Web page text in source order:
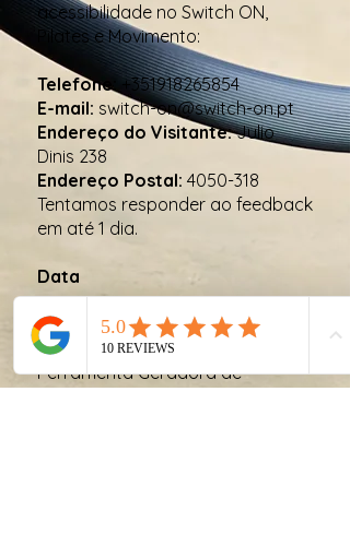
acessibilidade no Switch ON,
Pilates e Movimento:
Telefone: +351918265854
E-mail: switch-on@switch-on.pt
Endereço do Visitante:Julio
Dinis 238
Endereço Postal: 4050-318
Tentamos responder ao feedback
em até 1 dia.
Data
Esta declaração foi criada em 11
de setembro de 2024 usando a
Ferramenta Geradora de